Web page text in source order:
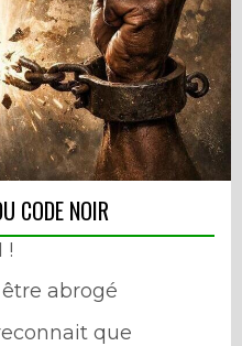
CODE NOIR
!
abrogé
que